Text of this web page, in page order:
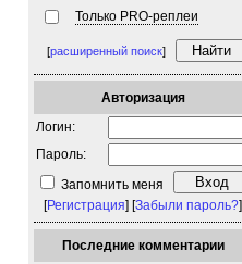
Только PRO-реплеи
[расширенный поиск]
Авторизация
Логин:
Пароль:
Запомнить меня
[Регистрация] [Забыли пароль?]
Последние комментарии